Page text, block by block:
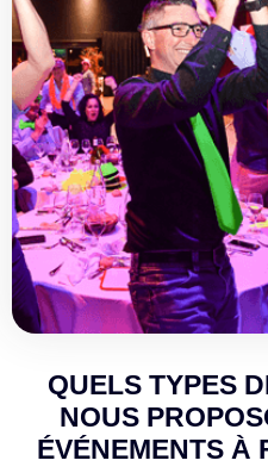
QUELS TYPES
NOUS
ÉVÉNEMENTS À